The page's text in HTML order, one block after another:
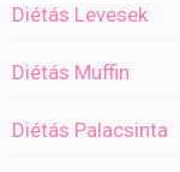
Diétás Levesek
Diétás Muffin
Diétás Palacsinta